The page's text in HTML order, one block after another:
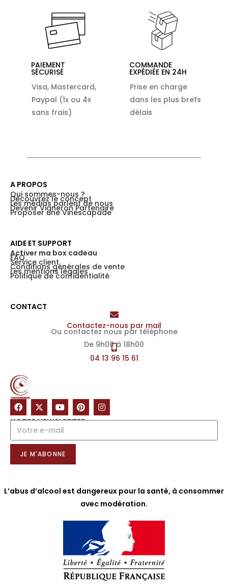
PAIEMENT
SÉCURISÉ
Visa, Mastercard,
Paypal (1x ou 4x
sans frais)
COMMANDE
EXPÉDIÉE EN 24H
Prise en charge
dans les plus brefs
délais
NOTRE NEWSLETTER
JE M'ABONNE
CONTACT
Contactez-nous par mail
Ou contactez nous par téléphone
De 9h00 à 18h00
04 13 96 15 61
AIDE ET SUPPORT
Activer ma box cadeau
FAQ
Service client
Conditions générales de vente
Les mentions légales
Politique de confidentialité
A PROPOS
Qui sommes-nous ?
Découvrez le concept
Les médias parlent de nous
Devenir Vigneron Partenaire
Proposer une Vinescapade
L’abus d’alcool est dangereux pour la santé, à consommer
avec modération.